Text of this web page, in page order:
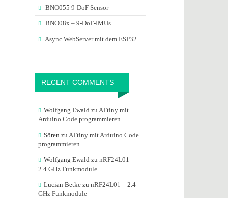
BNO055 9-DoF Sensor
BNO08x – 9-DoF-IMUs
Async WebServer mit dem ESP32
RECENT COMMENTS
Wolfgang Ewaldzu ATtiny mit
Arduino Code programmieren
Sören zu ATtiny mit Arduino Code
programmieren
Wolfgang Ewaldzu nRF24L01 –
2.4 GHz Funkmodule
Lucian Betkezu nRF24L01 – 2.4
GHz Funkmodule